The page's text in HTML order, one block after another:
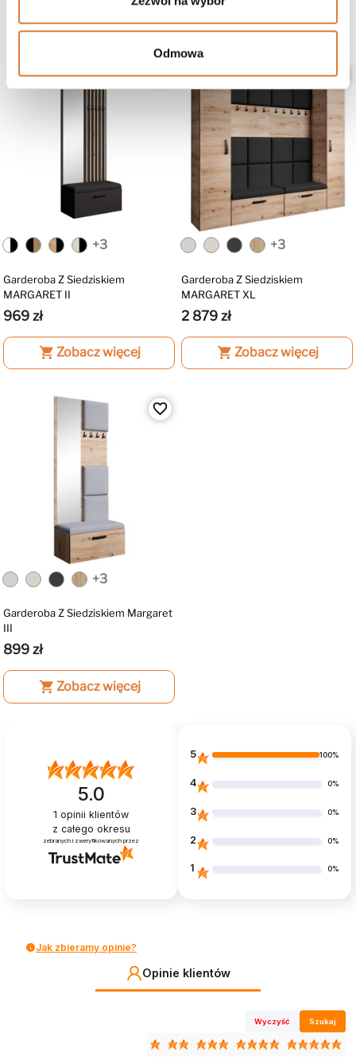
Odmowa
Zobacz także
favorite_border
+3
Garderoba Z Siedziskiem
MARGARET II
969 zł
shopping_cart Zobacz więcej
favorite_border
+3
Garderoba Z Siedziskiem
MARGARET XL
2 879 zł
shopping_cart Zobacz więcej
favorite_border
+3
Garderoba Z Siedziskiem Margaret
III
899 zł
shopping_cart Zobacz więcej
5.0
1 opinii klientów
z całego okresu
zebranych i zweryfikowanych przez
5 100%
4 0%
3 0%
2 0%
1 0%
Jak zbieramy opinie?
Opinie klientów
Wyczyść Szukaj